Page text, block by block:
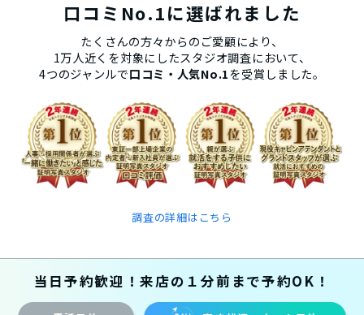
口コミNo.1に選ばれました
たくさんの方々からのご愛顧により、
1万人近くを対象にしたスタジオ調査において、
4つのジャンルで口コミ・人気No.1を受賞しました。
調査の詳細はこちら
当日予約歓迎！来店の１分前まで予約OK！